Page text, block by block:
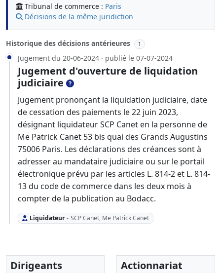
Tribunal de commerce : Paris
Décisions de la même juridiction
Historique des décisions antérieures 1
Jugement du 20-06-2024 · publié le 07-07-2024
Jugement d'ouverture de liquidation
judiciaire
Jugement prononçant la liquidation judiciaire, date
de cessation des paiements le 22 juin 2023,
désignant liquidateur SCP Canet en la personne de
Me Patrick Canet 53 bis quai des Grands Augustins
75006 Paris. Les déclarations des créances sont à
adresser au mandataire judiciaire ou sur le portail
électronique prévu par les articles L. 814-2 et L. 814-
13 du code de commerce dans les deux mois à
compter de la publication au Bodacc.
Liquidateur - SCP Canet, Me Patrick Canet
Dirigeants Actionnariat